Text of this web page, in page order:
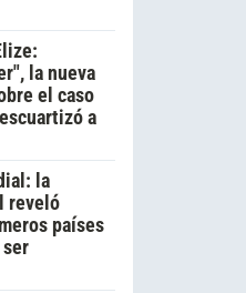
la nueva
el caso
a
la
reveló
países